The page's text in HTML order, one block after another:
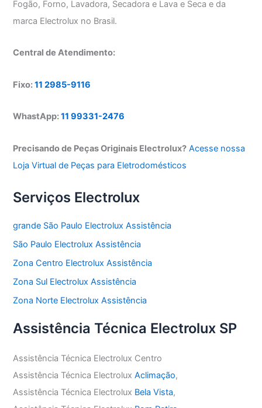
Fogão, Forno, Lavadora, Secadora e Lava e Seca e da
marca Electrolux no Brasil.
Central de Atendimento:
Fixo:11 2985-9116
WhastApp:11 99331-2476
Precisando de Peças Originais Electrolux? Acesse nossa
Loja Virtual de Peças para Eletrodomésticos
Serviços Electrolux
grande São Paulo Electrolux Assistência
São Paulo Electrolux Assistência
Zona Centro Electrolux Assistência
Zona Sul Electrolux Assistência
Zona Norte Electrolux Assistência
Assistência Técnica Electrolux SP
Assistência Técnica Electrolux Centro
Assistência Técnica ElectroluxAclimação,
Assistência Técnica Electrolux Bela Vista,